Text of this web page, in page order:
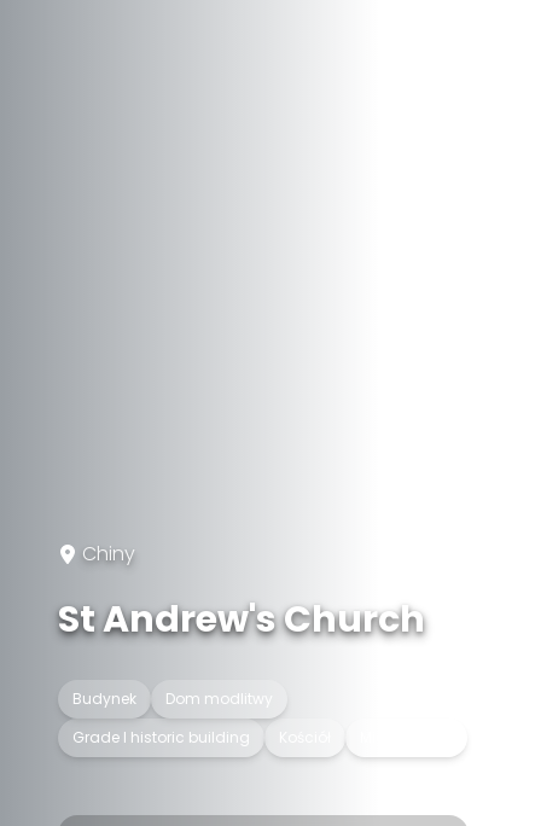
Chiny
St Andrew's Church
Budynek
Dom modlitwy
Grade I historic building